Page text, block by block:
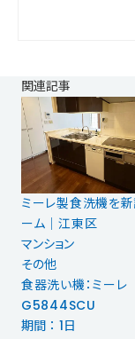
関連記事
ミーレ製食洗機を新
ーム│江東区
マンション
その他
食器洗い機：ミーレ
G5844SCU
期間 ： 1日